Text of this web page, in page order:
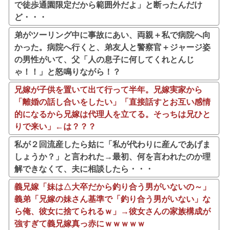
で徒歩通園限定だから範囲外だよ」と断ったんだけ
ど・・・
弟がツーリング中に事故にあい、両親＋私で病院へ向
かった。病院へ行くと、弟友人と警察官＋ジャージ姿
の男性がいて、父「人の息子に何してくれとんじ
ゃ！！」と怒鳴りながら！？
兄嫁が子供を置いて出て行って半年。兄嫁実家から
「離婚の話し合いをしたい」「直接話すとお互い感情
的になるから兄嫁は代理人を立てる。そっちは兄ひと
りで来い」←は？？？
私が２回流産したら姑に「私が代わりに産んであげま
しょうか？」と言われた→最初、何を言われたのか理
解できなくて、夫に相談したら・・・
義兄嫁「妹は△大卒だから釣り合う男がいないの～」
義弟「兄嫁の妹さん基準で「釣り合う男がいない」な
ら俺、彼女に捨てられるｗ」→彼女さんの家族構成が
強すぎて義兄嫁真っ赤にｗｗｗｗｗ